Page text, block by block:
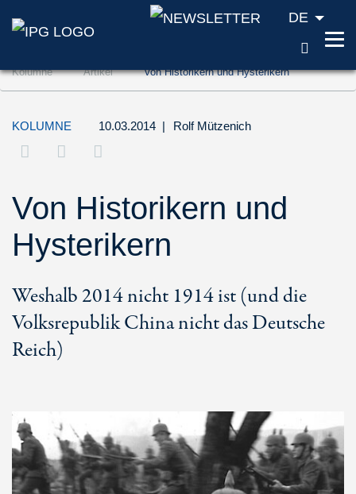
Zum Inhalt springen (Accesskey '1')
Zur Suche springen (Accesskey '2')
Zur Navigation springen (Accesskey '3')
DE
Kolumne Artikel Von Historikern und Hysterikern
KOLUMNE 10.03.2014 | Rolf Mützenich
Von Historikern und
Hysterikern
Weshalb 2014 nicht 1914 ist (und die
Volksrepublik China nicht das Deutsche
Reich)